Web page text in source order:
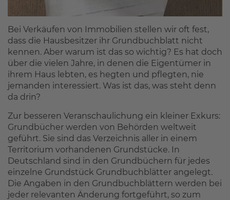
Stellenangebote
Kontakt
Bei Verkäufen von Immobilien stellen wir oft fest,
dass die Hausbesitzer ihr Grundbuchblatt nicht
kennen. Aber warum ist das so wichtig? Es hat doch
über die vielen Jahre, in denen die Eigentümer in
ihrem Haus lebten, es hegten und pflegten, nie
jemanden interessiert. Was ist das, was steht denn
da drin?
Zur besseren Veranschaulichung ein kleiner Exkurs:
Grundbücher werden von Behörden weltweit
geführt. Sie sind das Verzeichnis aller in einem
Territorium vorhandenen Grundstücke. In
Deutschland sind in den Grundbüchern für jedes
einzelne Grundstück Grundbuchblätter angelegt.
Die Angaben in den Grundbuchblättern werden bei
jeder relevanten Änderung fortgeführt, so zum